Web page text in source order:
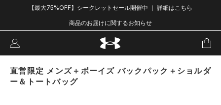
【最大75%OFF】シークレットセール開催中 ｜ 詳細はこちら
商品のお届けに関するお知らせ
直営限定 メンズ＋ボーイズ バックパック＋ショルダ
ー＆トートバッグ